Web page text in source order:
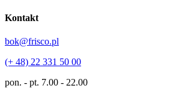
Kontakt
bok@frisco.pl
(+ 48) 22 331 50 00
pon. - pt. 7.00 - 22.00